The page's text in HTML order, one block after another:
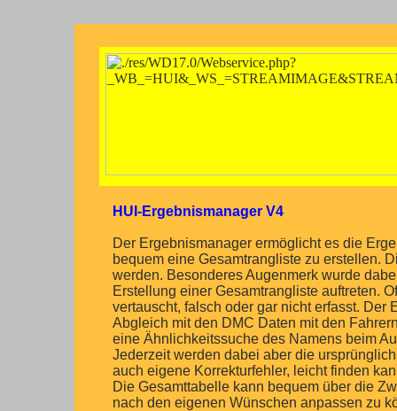
HUI-Ergebnismanager V4
Der Ergebnismanager ermöglicht es die
bequem eine Gesamtrangliste zu erstellen.
werden. Besonderes Augenmerk wurde
Erstellung einer Gesamtrangliste auftreten.
vertauscht, falsch oder gar nicht erfasst.
Abgleich mit den DMC Daten mit den
eine Ähnlichkeitssuche des Namens beim
Jederzeit werden dabei aber die
auch eigene Korrekturfehler, leicht finden
Die Gesamttabelle kann bequem über die
nach den eigenen Wünschen anpassen zu